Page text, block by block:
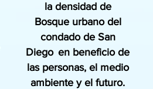
la densidad de
Bosque urbano del
condado de San
Diego en beneficio de
las personas, el medio
ambiente y el futuro.